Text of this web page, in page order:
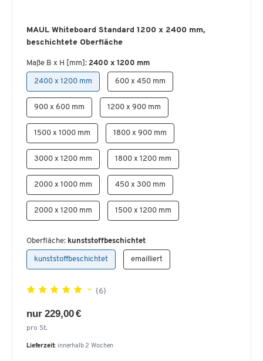
MAUL Whiteboard Standard 1200 x 2400 mm,
beschichtete Oberfläche
Maße B x H [mm]: 2400 x 1200 mm
2400 x 1200 mm 600 x 450 mm
900 x 600 mm 1200 x 900 mm
1500 x 1000 mm 1800 x 900 mm
3000 x 1200 mm 1800 x 1200 mm
2000 x 1000 mm 450 x 300 mm
2000 x 1200 mm 1500 x 1200 mm
Oberfläche: kunststoffbeschichtet
kunststoffbeschichtet emailliert
(6)
nur 229,00 €
pro St.
Lieferzeit: innerhalb 2 Wochen